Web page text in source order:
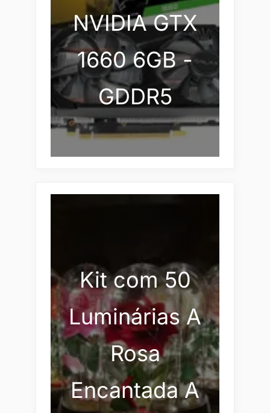
NVIDIA GTX
1660 6GB -
GDDR5
Kit com 50
Luminárias A
Rosa
Encantada A